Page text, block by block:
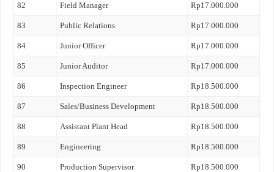
82 Field Manager Rp17.000.000
83 Public Relations Rp17.000.000
84 Junior Officer Rp17.000.000
85 Junior Auditor Rp17.000.000
86 Inspection Engineer Rp18.500.000
87 Sales/Business Development Rp18.500.000
88 Assistant Plant Head Rp18.500.000
89 Engineering Rp18.500.000
90 Production Supervisor Rp18.500.000